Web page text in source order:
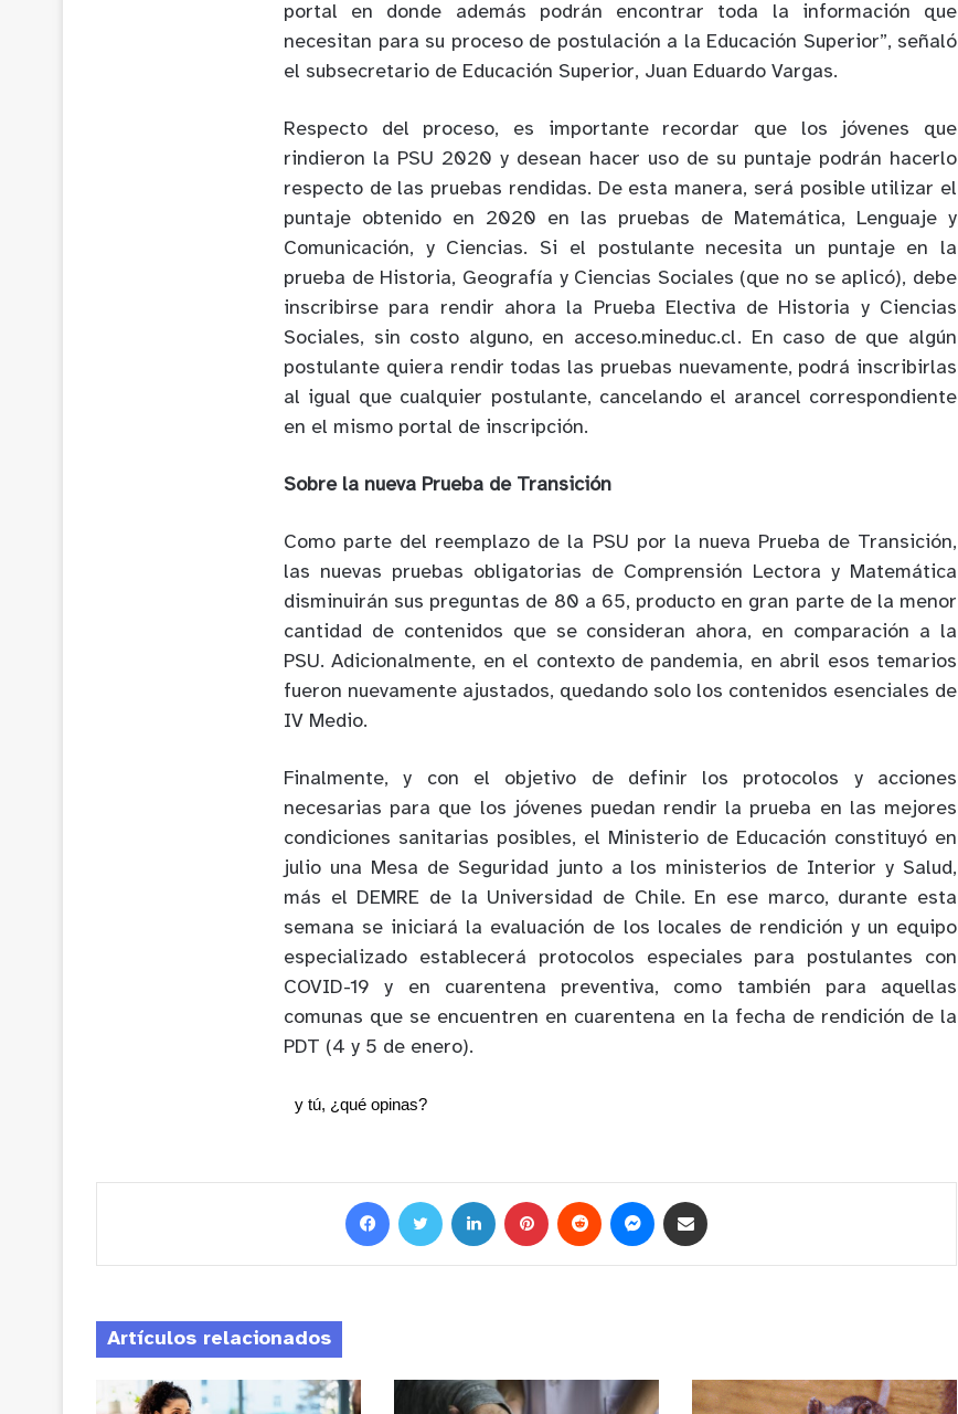
portal en donde además podrán encontrar toda la información que
necesitan para su proceso de postulación a la Educación Superior”, señaló
el subsecretario de Educación Superior, Juan Eduardo Vargas.
Respecto del proceso, es importante recordar que los jóvenes que
rindieron la PSU 2020 y desean hacer uso de su puntaje podrán hacerlo
respecto de las pruebas rendidas. De esta manera, será posible utilizar el
puntaje obtenido en 2020 en las pruebas de Matemática, Lenguaje y
Comunicación, y Ciencias. Si el postulante necesita un puntaje en la
prueba de Historia, Geografía y Ciencias Sociales (que no se aplicó), debe
inscribirse para rendir ahora la Prueba Electiva de Historia y Ciencias
Sociales, sin costo alguno, en acceso.mineduc.cl. En caso de que algún
postulante quiera rendir todas las pruebas nuevamente, podrá inscribirlas
al igual que cualquier postulante, cancelando el arancel correspondiente
en el mismo portal de inscripción.
Sobre la nueva Prueba de Transición
Como parte del reemplazo de la PSU por la nueva Prueba de Transición,
las nuevas pruebas obligatorias de Comprensión Lectora y Matemática
disminuirán sus preguntas de 80 a 65, producto en gran parte de la menor
cantidad de contenidos que se consideran ahora, en comparación a la
PSU. Adicionalmente, en el contexto de pandemia, en abril esos temarios
fueron nuevamente ajustados, quedando solo los contenidos esenciales de
IV Medio.
Finalmente, y con el objetivo de definir los protocolos y acciones
necesarias para que los jóvenes puedan rendir la prueba en las mejores
condiciones sanitarias posibles, el Ministerio de Educación constituyó en
julio una Mesa de Seguridad junto a los ministerios de Interior y Salud,
más el DEMRE de la Universidad de Chile. En ese marco, durante esta
semana se iniciará la evaluación de los locales de rendición y un equipo
especializado establecerá protocolos especiales para postulantes con
COVID-19 y en cuarentena preventiva, como también para aquellas
comunas que se encuentren en cuarentena en la fecha de rendición de la
PDT (4 y 5 de enero).
y tú, ¿qué opinas?
Artículos relacionados